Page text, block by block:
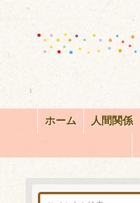
ホーム 人間関係